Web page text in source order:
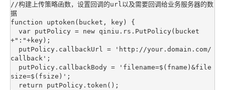
//构建上传策略函数，设置回调的url以及需要回调给业务服务器的数
据
function uptoken(bucket, key) {
+":"+key);
callback';
size=$(fsize)';